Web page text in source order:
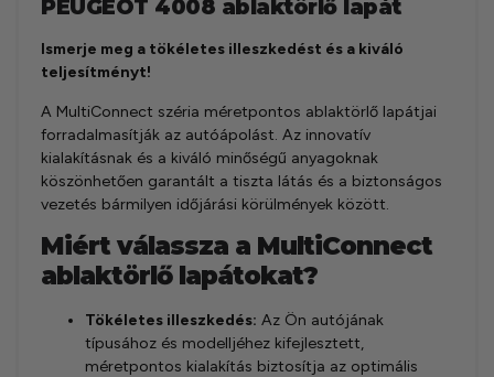
PEUGEOT 4008 ablaktörlő lapát
Ismerje meg a tökéletes illeszkedést és a kiváló
teljesítményt!
A MultiConnect széria méretpontos ablaktörlő lapátjai
forradalmasítják az autóápolást. Az innovatív
kialakításnak és a kiváló minőségű anyagoknak
köszönhetően garantált a tiszta látás és a biztonságos
vezetés bármilyen időjárási körülmények között.
Miért válassza a MultiConnect
ablaktörlő lapátokat?
Tökéletes illeszkedés: Az Ön autójának
típusához és modelljéhez kifejlesztett,
méretpontos kialakítás biztosítja az optimális